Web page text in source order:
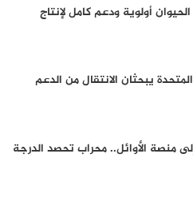
أولوية ودعم كامل لإنتاج
يبحثان الانتقال من الدعم
منصة الأوائل.. محراب تحصد الدرجة